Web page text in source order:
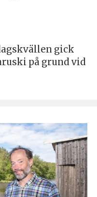
gick
på grund vid